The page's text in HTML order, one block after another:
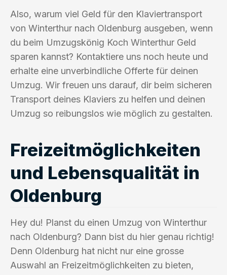
Also, warum viel Geld für den Klaviertransport
von Winterthur nach Oldenburg ausgeben, wenn
du beim Umzugskönig Koch Winterthur Geld
sparen kannst? Kontaktiere uns noch heute und
erhalte eine unverbindliche Offerte für deinen
Umzug. Wir freuen uns darauf, dir beim sicheren
Transport deines Klaviers zu helfen und deinen
Umzug so reibungslos wie möglich zu gestalten.
Freizeitmöglichkeiten
und Lebensqualität in
Oldenburg
Hey du! Planst du einen Umzug von Winterthur
nach Oldenburg? Dann bist du hier genau richtig!
Denn Oldenburg hat nicht nur eine grosse
Auswahl an Freizeitmöglichkeiten zu bieten,